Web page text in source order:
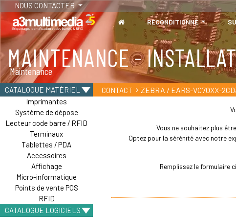
NOUS CONTACTER
RECONDITIONNÉ
MAINTENANCE -
Maintenance
TABLETTES
Tablettes durcies - Étanches - Résistantes
CATALOGUE MATÉRIEL
Imprimantes
Système de dépose
Lecteur code barre / RFID
Terminaux
Tablettes / PDA
Accessoires
Affichage
Micro-informatique
Points de vente POS
RFID
CATALOGUE LOGICIELS
CONTACT ZEBRA / EARS-VC70XX-
Vous ne souhaitez plus
Optez pour la sérénité avec notre
Remplissez le formulaire